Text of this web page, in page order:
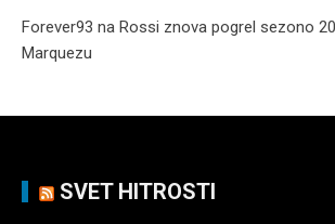
Forever93 na Rossi znova pogrel sezono
Marquezu
SVET HITROSTI